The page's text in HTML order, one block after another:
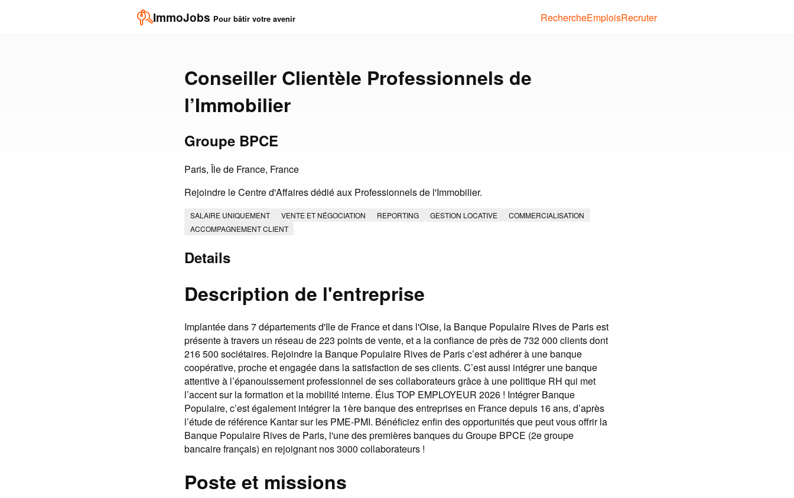
ImmoJobs Pour bâtir votre avenir RechercheEmploisRecruter
Conseiller Clientèle Professionnels de
l’Immobilier
Groupe BPCE
Paris, Île de France, France
Rejoindre le Centre d'Affaires dédié aux Professionnels de l'Immobilier.
SALAIRE UNIQUEMENT VENTE ET NÉGOCIATION REPORTING GESTION LOCATIVE
COMMERCIALISATION
ACCOMPAGNEMENT CLIENT
Details
Description de l'entreprise
Implantée dans 7 départements d'Ile de France et dans l'Oise, la Banque Populaire Rives de Paris est
présente à travers un réseau de 223 points de vente, et a la confiance de près de 732 000 clients dont
216 500 sociétaires. Rejoindre la Banque Populaire Rives de Paris c’est adhérer à une banque
coopérative, proche et engagée dans la satisfaction de ses clients. C’est aussi intégrer une banque
attentive à l’épanouissement professionnel de ses collaborateurs grâce à une politique RH qui met
l’accent sur la formation et la mobilité interne. Élus TOP EMPLOYEUR 2026 ! Intégrer Banque
Populaire, c’est également intégrer la 1ère banque des entreprises en France depuis 16 ans, d’après
l’étude de référence Kantar sur les PME-PMI. Bénéficiez enfin des opportunités que peut vous offrir la
Banque Populaire Rives de Paris, l'une des premières banques du Groupe BPCE (2e groupe
bancaire français) en rejoignant nos 3000 collaborateurs !
Poste et missions